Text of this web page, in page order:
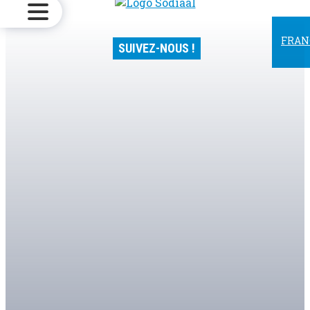
Ouvrir
le
SUIVEZ-NOUS !